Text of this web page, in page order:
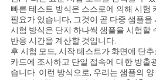
스
빠른 테스트 방식은 스스로에 의해 시험
필요가 있습니다, 그것이 곧 다중 샘플을
시험 방식은 단지 하나씩 샘플을 시험할
반응 시간을 계산할 것입니다.
후 시험 모드, 시작 테스트가 화면에 단
카드에 조사하고 단일 접속에 대한 방출
습니다. 이런 방식으로, 우리는 샘플의